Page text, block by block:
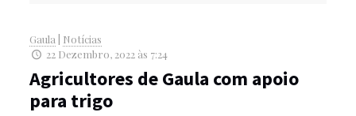
Gaula| Notícias
22 Dezembro, 2022 às 7:24
Agricultores de Gaula com apoio
para trigo